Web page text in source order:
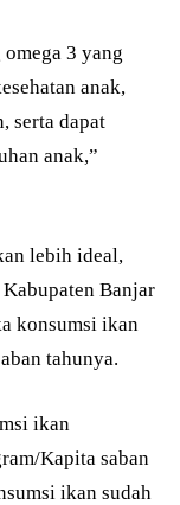
3 yang
anak,
serta dapat
anak,”
lebih ideal,
Banjar
konsumsi ikan
tahunya.
ikan
Kapita saban
ikan sudah